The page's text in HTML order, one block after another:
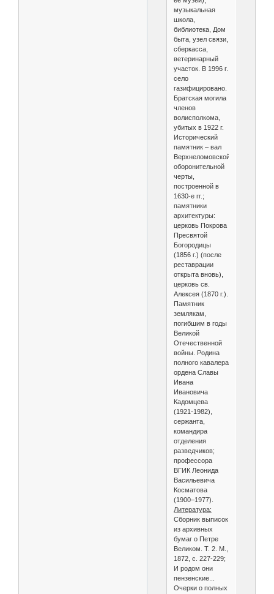
музыкальная
школа,
библиотека, Дом
быта, узел связи,
сберкасса,
ветеринарный
участок. В 1996 г.
село
газифицировано.
Братская могила
членов
волисполкома,
убитых в 1922 г.
Исторический
памятник – вал
Верхнеломовской
оборонительной
черты,
построенной в
1630-е гг.;
памятники
архитектуры:
церковь Покрова
Пресвятой
Богородицы
(1856 г.) (после
реставрации
открыта вновь),
церковь св.
Алексея (1870 г.).
Памятник
землякам,
погибшим в годы
Великой
Отечественной
войны. Родина
полного кавалера
ордена Славы
Ивана
Ивановича
Кадомцева
(1921-1982),
сержанта,
командира
отделения
разведчиков;
профессора
ВГИК Леонида
Васильевича
Косматова
(1900–1977).
Литература:
Сборник выписок
из архивных
бумаг о Петре
Великом. Т. 2. М.,
1872, с. 227-229;
И родом они
пензенские...
Очерки о полных